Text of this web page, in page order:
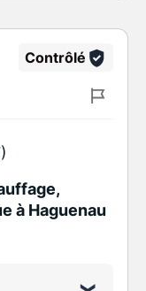
Contrôlé
à Haguenau